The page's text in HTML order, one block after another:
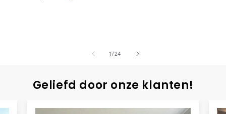
1/van
24
Geliefd door onze klanten!